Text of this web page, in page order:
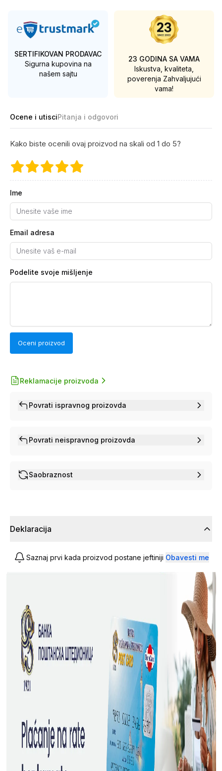
SERTIFIKOVAN PRODAVAC
Sigurna kupovina na
našem sajtu
23 GODINA SA VAMA
Iskustva, kvaliteta,
poverenja Zahvaljujući
vama!
Ocene i utisciPitanja i odgovori
Kako biste ocenili ovaj proizvod na skali od 1 do 5?
Ime
Email adresa
Podelite svoje mišljenje
Oceni proizvod
Reklamacije proizvoda
Povrati ispravnog proizovda
Povrati neispravnog proizovda
Saobraznost
Deklaracija
Saznaj prvi kada proizvod postane jeftiniji Obavesti me